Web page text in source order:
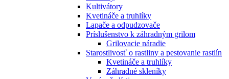
Kultivátory
Kvetináče a truhlíky
Lapače a odpudzovače
Príslušenstvo k záhradným grilom
Grilovacie náradie
Starostlivosť o rastliny a pestovanie rastlín
Kvetináče a truhlíky
Záhradné skleníky